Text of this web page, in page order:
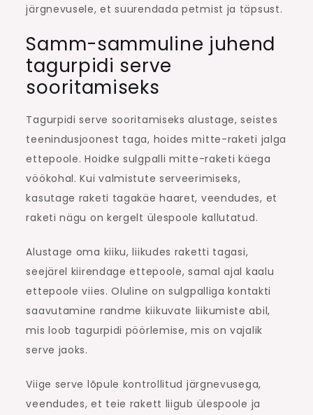
järgnevusele, et suurendada petmist ja täpsust.
Samm-sammuline juhend
tagurpidi serve
sooritamiseks
Tagurpidi serve sooritamiseks alustage, seistes
teenindusjoonest taga, hoides mitte-raketi jalga
ettepoole. Hoidke sulgpalli mitte-raketi käega
vöökohal. Kui valmistute serveerimiseks,
kasutage raketi tagakäe haaret, veendudes, et
raketi nägu on kergelt ülespoole kallutatud.
Alustage oma kiiku, liikudes raketti tagasi,
seejärel kiirendage ettepoole, samal ajal kaalu
ettepoole viies. Oluline on sulgpalliga kontakti
saavutamine randme kiikuvate liikumiste abil,
mis loob tagurpidi pöörlemise, mis on vajalik
serve jaoks.
Viige serve lõpule kontrollitud järgnevusega,
veendudes, et teie rakett liigub ülespoole ja